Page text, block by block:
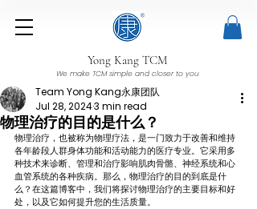
Yong Kang TCM
We make TCM simple and closer to you
物理治疗的目的是什么？
Team Yong Kang永康团队
Jul 28, 20243 min read
物理治疗，也被称为物理疗法，是一门致力于改善和维持
各年龄段人群身体功能和活动能力的医疗专业。它采用多
种技术来诊断、管理和治疗影响肌肉骨骼、神经系统和心
血管系统的各种疾病。那么，物理治疗的目的到底是什
么？在这篇博客中，我们将探讨物理治疗的主要目标和好
处，以及它如何提升您的生活质量。